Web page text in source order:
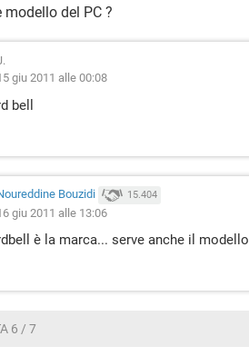
modello del PC ?
giu 2011 alle 00:08
bell
Bouzidi 15.404
giu 2011 alle 13:06
è la marca... serve anche il modello
6 / 7